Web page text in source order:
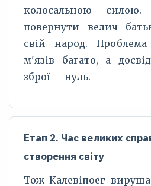
колосальною силою.
повернути велич
свій народ.
м'язів багато, а
зброї — нуль.
Етап 2. Час великих
створення світу
Тож Калевіпоег